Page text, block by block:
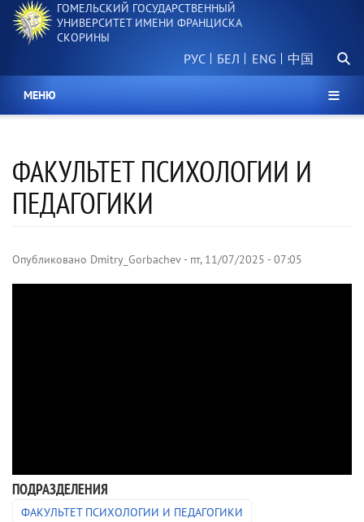
Перейти
основному
ГОМЕЛЬСКИЙ ГОСУДАРСТВЕННЫЙ
УНИВЕРСИТЕТ ИМЕНИ ФРАНЦИСКА
СКОРИНЫ
РУС БЕЛ 中国
МЕНЮ
ФАКУЛЬТЕТ ПСИХОЛОГИИ И
ПЕДАГОГИКИ
Опубликовано Dmitry_Gorbachev- пт, 11/07/2025 - 07:05
ПОДРАЗДЕЛЕНИЯ
ФАКУЛЬТЕТ ПСИХОЛОГИИ И ПЕДАГОГИКИ